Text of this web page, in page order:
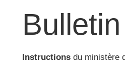
Instructions du ministère